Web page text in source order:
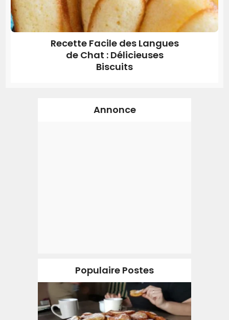
Recette Facile des Langues
de Chat : Délicieuses
Biscuits
Annonce
Populaire Postes